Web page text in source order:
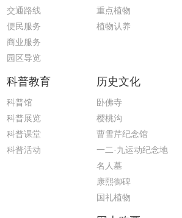
交通路线
便民服务
商业服务
园区导览
重点植物
植物认养
科普教育
科普馆
科普展览
科普课堂
科普活动
历史文化
卧佛寺
樱桃沟
曹雪芹纪念馆
一二·九运动纪念地
名人墓
康熙御碑
国礼植物